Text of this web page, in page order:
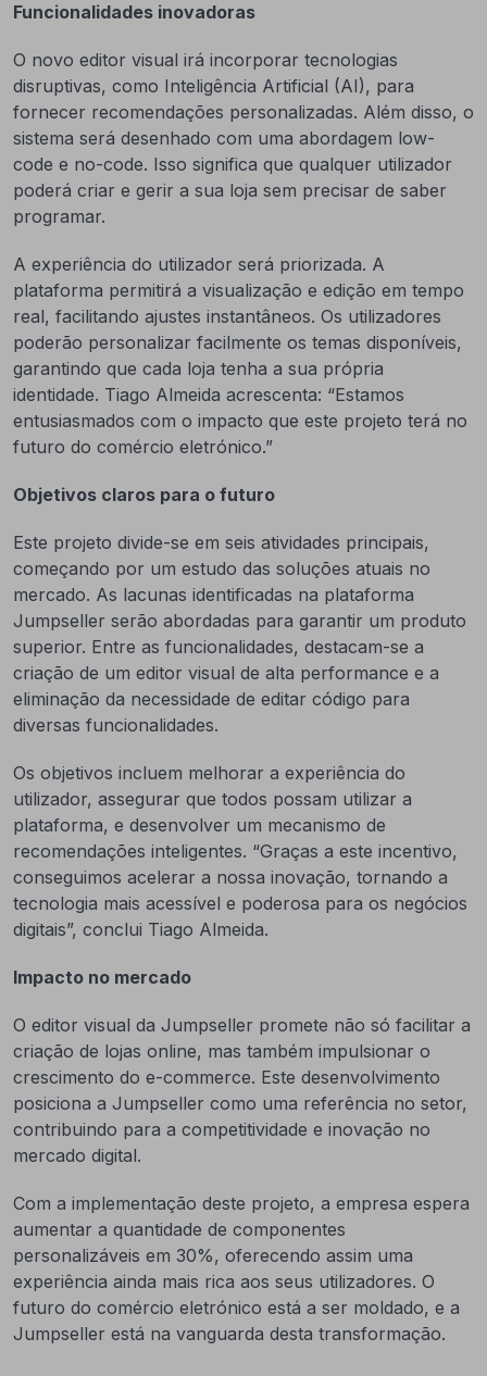
Funcionalidades inovadoras
O novo editor visual irá incorporar tecnologias
disruptivas, como Inteligência Artificial (AI), para
fornecer recomendações personalizadas. Além disso, o
sistema será desenhado com uma abordagem low-
code e no-code. Isso significa que qualquer utilizador
poderá criar e gerir a sua loja sem precisar de saber
programar.
A experiência do utilizador será priorizada. A
plataforma permitirá a visualização e edição em tempo
real, facilitando ajustes instantâneos. Os utilizadores
poderão personalizar facilmente os temas disponíveis,
garantindo que cada loja tenha a sua própria
identidade. Tiago Almeida acrescenta: “Estamos
entusiasmados com o impacto que este projeto terá no
futuro do comércio eletrónico.”
Objetivos claros para o futuro
Este projeto divide-se em seis atividades principais,
começando por um estudo das soluções atuais no
mercado. As lacunas identificadas na plataforma
Jumpseller serão abordadas para garantir um produto
superior. Entre as funcionalidades, destacam-se a
criação de um editor visual de alta performance e a
eliminação da necessidade de editar código para
diversas funcionalidades.
Os objetivos incluem melhorar a experiência do
utilizador, assegurar que todos possam utilizar a
plataforma, e desenvolver um mecanismo de
recomendações inteligentes. “Graças a este incentivo,
conseguimos acelerar a nossa inovação, tornando a
tecnologia mais acessível e poderosa para os negócios
digitais”, conclui Tiago Almeida.
Impacto no mercado
O editor visual da Jumpseller promete não só facilitar a
criação de lojas online, mas também impulsionar o
crescimento do e-commerce. Este desenvolvimento
posiciona a Jumpseller como uma referência no setor,
contribuindo para a competitividade e inovação no
mercado digital.
Com a implementação deste projeto, a empresa espera
aumentar a quantidade de componentes
personalizáveis em 30%, oferecendo assim uma
experiência ainda mais rica aos seus utilizadores. O
futuro do comércio eletrónico está a ser moldado, e a
Jumpseller está na vanguarda desta transformação.